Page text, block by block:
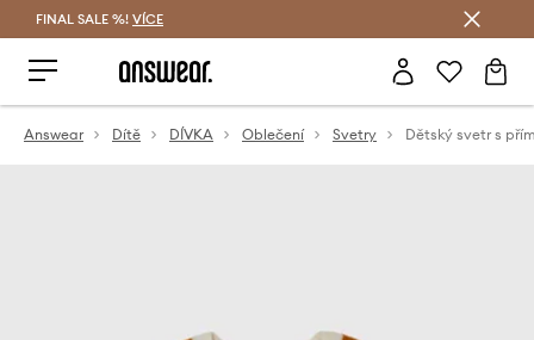
FINAL SALE %! VÍCE
Answear Dítě DÍVKA Oblečení Svetry